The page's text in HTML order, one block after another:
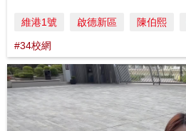
維港1號 啟德新區 陳伯熙
#34校網